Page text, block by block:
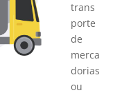
trans
porte
de
merca
dorias
ou